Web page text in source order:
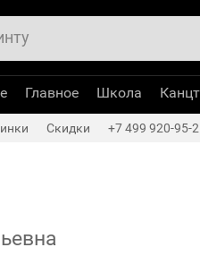
Главное Школа
Скидки +7 499 920-95-